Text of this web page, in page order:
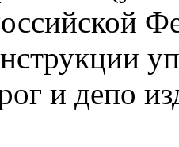
и депо